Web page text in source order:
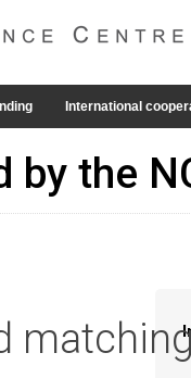
International
by the